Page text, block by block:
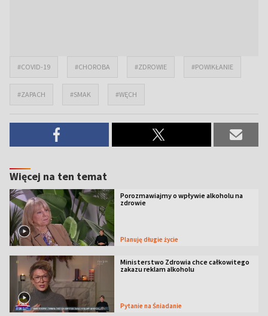
#COVID-19 #CHOROBA #ZDROWIE #POWIKŁANIE
#ZAPACH #SMAK #WĘCH
Więcej na ten temat
Porozmawiajmy o wpływie alkoholu na
zdrowie
Planuję długie życie
Ministerstwo Zdrowia chce całkowitego
zakazu reklam alkoholu
Pytanie na Śniadanie